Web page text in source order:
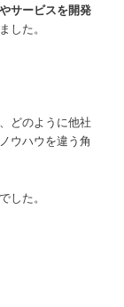
サービスを開発
した。
どのように他社
ウハウを違う角
した。